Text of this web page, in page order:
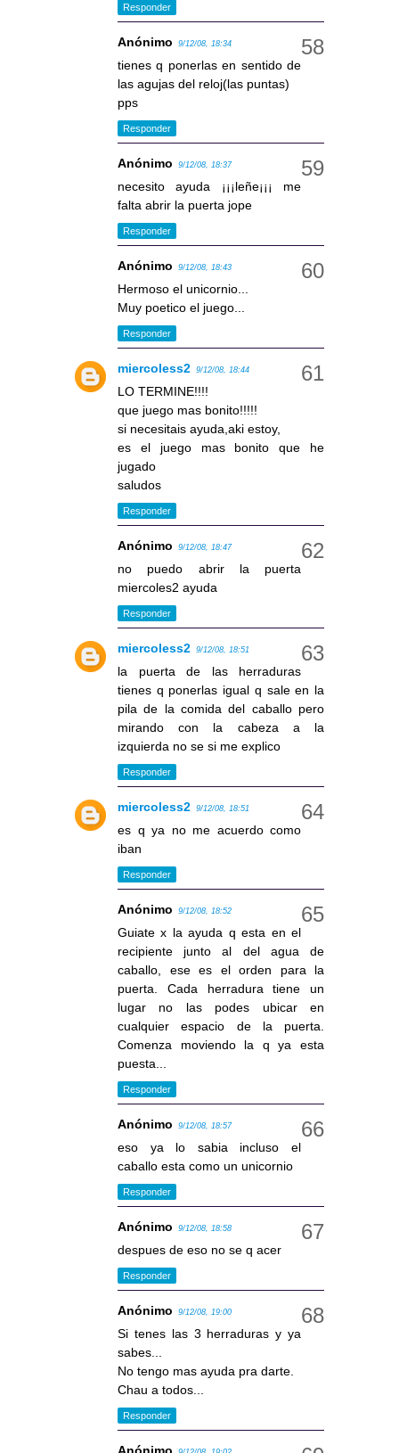
Responder
Anónimo 9/12/08, 18:34
tienes q ponerlas en sentido de
las agujas del reloj(las puntas)
pps
Responder
Anónimo 9/12/08, 18:37
necesito ayuda ¡¡¡leñe¡¡¡ me
falta abrir la puerta jope
Responder
Anónimo 9/12/08, 18:43
Hermoso el unicornio...
Muy poetico el juego...
Responder
miercoless2 9/12/08, 18:44
LO TERMINE!!!!
que juego mas bonito!!!!!
si necesitais ayuda,aki estoy,
es el juego mas bonito que he
jugado
saludos
Responder
Anónimo 9/12/08, 18:47
no puedo abrir la puerta
miercoles2 ayuda
Responder
miercoless2 9/12/08, 18:51
la puerta de las herraduras
tienes q ponerlas igual q sale en la
pila de la comida del caballo pero
mirando con la cabeza a la
izquierda no se si me explico
Responder
miercoless2 9/12/08, 18:51
es q ya no me acuerdo como
iban
Responder
Anónimo 9/12/08, 18:52
Guiate x la ayuda q esta en el
recipiente junto al del agua de
caballo, ese es el orden para la
puerta. Cada herradura tiene un
lugar no las podes ubicar en
cualquier espacio de la puerta.
Comenza moviendo la q ya esta
puesta...
Responder
Anónimo 9/12/08, 18:57
eso ya lo sabia incluso el
caballo esta como un unicornio
Responder
Anónimo 9/12/08, 18:58
despues de eso no se q acer
Responder
Anónimo 9/12/08, 19:00
Si tenes las 3 herraduras y ya
sabes...
No tengo mas ayuda pra darte.
Chau a todos...
Responder